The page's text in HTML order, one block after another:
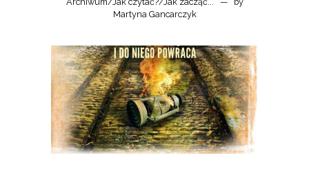
Martyna Gancarczyk